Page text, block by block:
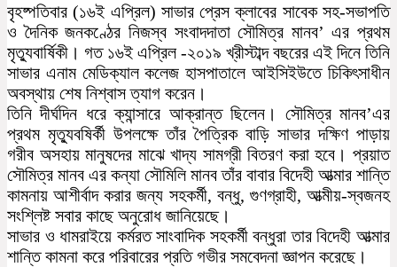
বৃহষ্পতিবার (১৬ই এপ্রিল) সাভার প্রেস ক্লাবের সাবেক সহ-সভাপতি
ও দৈনিক জনকণ্ঠের নিজস্ব সংবাদদাতা সৌমিত্র মানব’ এর প্রথম
মৃত্যুবার্ষিকী। গত ১৬ই এপ্রিল -২০১৯ খ্রীস্টাব্দ বছরের এই দিনে তিনি
সাভার এনাম মেডিক্যাল কলেজ হাসপাতালে আইসিইউতে চিকিৎসাধীন
অবস্থায় শেষ নিশ্বাস ত্যাগ করেন।
তিনি দীর্ঘদিন ধরে ক্যান্সারে আক্রান্ত ছিলেন। সৌমিত্র মানব’এর
প্রথম মৃত্যুবষির্কী উপলক্ষে তাঁর পৈত্রিক বাড়ি সাভার দক্ষিণ পাড়ায়
গরীব অসহায় মানুষদের মাঝে খাদ্য সামগ্রী বিতরণ করা হবে। প্রয়াত
সৌমিত্র মানব এর কন্যা সৌমিলি মানব তাঁর বাবার বিদেহী আত্মার শান্তি
কামনায় আশীর্বাদ করার জন্য সহকর্মী, বন্ধু, গুণগ্রাহী, আত্মীয়-স্বজনহ
সংশ্লিষ্ট সবার কাছে অনুরোধ জানিয়েছে।
সাভার ও ধামরাইয়ে কর্মরত সাংবাদিক সহকর্মী বন্ধুরা তার বিদেহী আত্মার
শান্তি কামনা করে পরিবারের প্রতি গভীর সমবেদনা জ্ঞাপন করেছে।